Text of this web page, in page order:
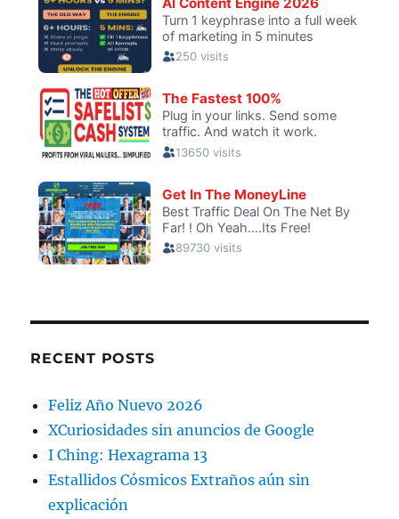
RECENT POSTS
Feliz Año Nuevo 2026
XCuriosidades sin anuncios de Google
I Ching: Hexagrama 13
Estallidos Cósmicos Extraños aún sin
explicación